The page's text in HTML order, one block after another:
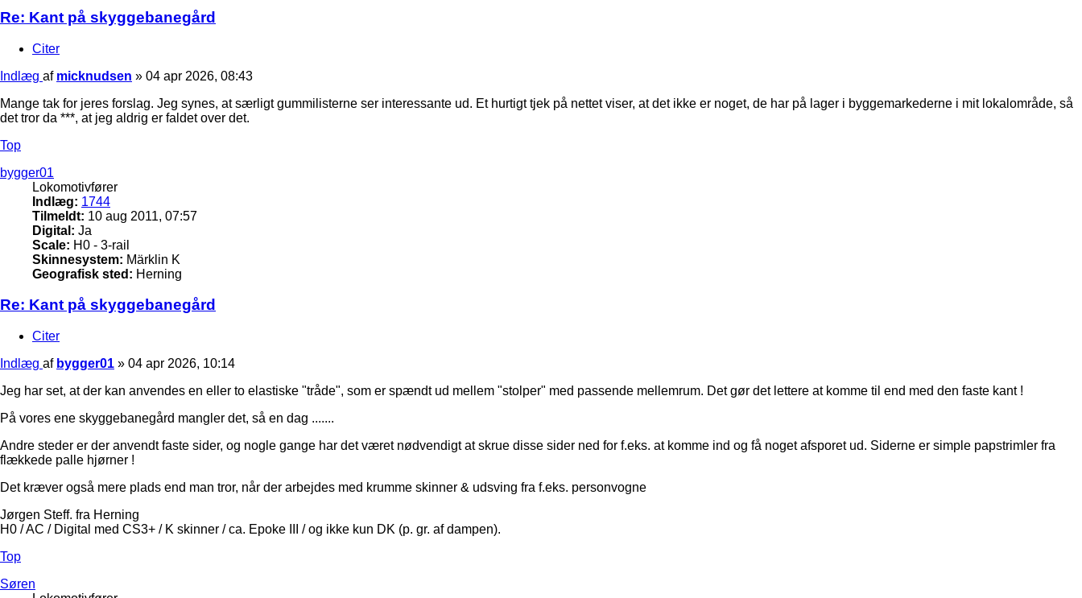
Re: Kant på skyggebanegård
Citer
Indlæg af micknudsen » 04 apr 2026, 08:43
Mange tak for jeres forslag. Jeg synes, at særligt gummilisterne ser interessante ud. Et hurtigt tjek på nettet viser, at det ikke er noget, de har på lager i byggemarkederne i mit lokalområde, så
det tror da ***, at jeg aldrig er faldet over det.
Top
bygger01
Lokomotivfører
Indlæg: 1744
Tilmeldt: 10 aug 2011, 07:57
Digital: Ja
Scale: H0 - 3-rail
Skinnesystem: Märklin K
Geografisk sted: Herning
Re: Kant på skyggebanegård
Citer
Indlæg af bygger01 » 04 apr 2026, 10:14
Jeg har set, at der kan anvendes en eller to elastiske "tråde", som er spændt ud mellem "stolper" med passende mellemrum. Det gør det lettere at komme til end med den faste kant !
På vores ene skyggebanegård mangler det, så en dag .......
Andre steder er der anvendt faste sider, og nogle gange har det været nødvendigt at skrue disse sider ned for f.eks. at komme ind og få noget afsporet ud. Siderne er simple papstrimler fra
flækkede palle hjørner !
Det kræver også mere plads end man tror, når der arbejdes med krumme skinner & udsving fra f.eks. personvogne
Jørgen Steff. fra Herning
H0 / AC / Digital med CS3+ / K skinner / ca. Epoke III / og ikke kun DK (p. gr. af dampen).
Top
Søren